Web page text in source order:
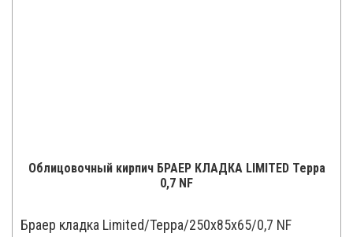
Облицовочный кирпич БРАЕР КЛАДКА LIMITED Терра
0,7 NF
Браер кладка Limited/Терра/250x85x65/0,7 NF